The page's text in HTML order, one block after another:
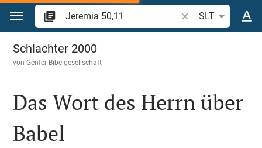
Zum Inhalt springen
Bibelstelle oder
SLT
Jeremia 50
Schlachter 2000
vonGenfer Bibelgesellschaft
Das Wort des Herrn über
Babel